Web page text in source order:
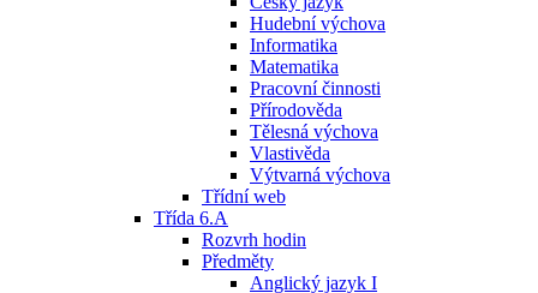
Hudební výchova
Informatika
Matematika
Pracovní činnosti
Přírodověda
Tělesná výchova
Vlastivěda
Výtvarná výchova
Třídní web
Třída 6.A
Rozvrh hodin
Předměty
Anglický jazyk I